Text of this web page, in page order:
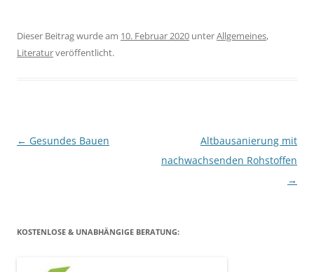
Dieser Beitrag wurde am 10. Februar 2020 unterAllgemeines,
Literaturveröffentlicht.
Beitragsnavigation
← Gesundes Bauen
Altbausanierung mit
nachwachsenden Rohstoffen
→
KOSTENLOSE & UNABHÄNGIGE BERATUNG: